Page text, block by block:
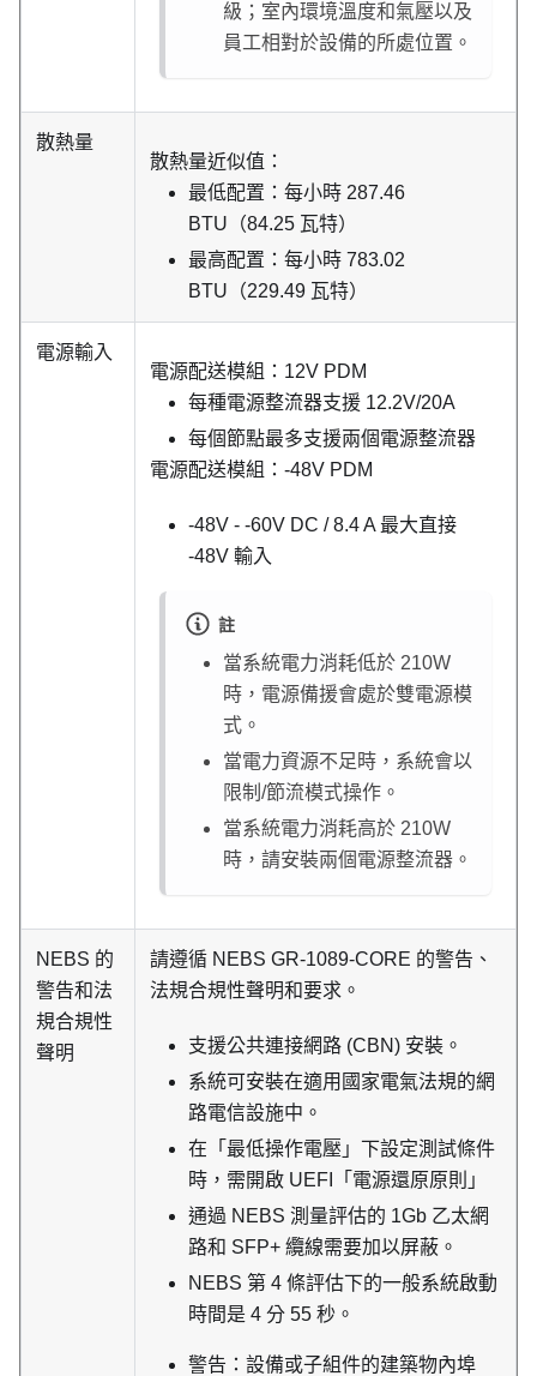
級；室內環境溫度和氣壓以及
員工相對於設備的所處位置。
散熱量
散熱量近似值：
最低配置：每小時 287.46
BTU（84.25 瓦特）
最高配置：每小時 783.02
BTU（229.49 瓦特）
電源輸入
電源配送模組：12V PDM
每種電源整流器支援 12.2V/20A
每個節點最多支援兩個電源整流器
電源配送模組：-48V PDM
-48V - -60V DC / 8.4 A 最大直接
-48V 輸入
註
當系統電力消耗低於 210W
時，電源備援會處於雙電源模
式。
當電力資源不足時，系統會以
限制/節流模式操作。
當系統電力消耗高於 210W
時，請安裝兩個電源整流器。
NEBS 的
警告和法
規合規性
聲明
請遵循 NEBS GR-1089-CORE 的警告、
法規合規性聲明和要求。
支援公共連接網路 (CBN) 安裝。
系統可安裝在適用國家電氣法規的網
路電信設施中。
在「最低操作電壓」下設定測試條件
時，需開啟 UEFI「電源還原原則」
通過 NEBS 測量評估的 1Gb 乙太網
路和 SFP+ 纜線需要加以屏蔽。
NEBS 第 4 條評估下的一般系統啟動
時間是 4 分 55 秒。
警告：設備或子組件的建築物內埠